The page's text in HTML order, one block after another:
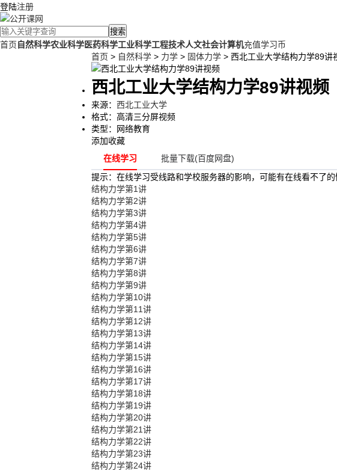
登陆注册
搜索
首页自然科学农业科学医药科学工业科学工程技术人文社会计算机充值学习币
首页 > 自然科学 > 力学 > 固体力学 > 西北工业大学结构力学89讲
西北工业大学结构力学89讲视频
来源： 西北工业大学
格式： 高清三分屏视频
类型：
网络教育
添加收藏
在线学习
批量下载(百度网盘)
提示：在线学习受线路和学校服务器的影响，可能有在线看不了的
结构力学第1讲
结构力学第2讲
结构力学第3讲
结构力学第4讲
结构力学第5讲
结构力学第6讲
结构力学第7讲
结构力学第8讲
结构力学第9讲
结构力学第10讲
结构力学第11讲
结构力学第12讲
结构力学第13讲
结构力学第14讲
结构力学第15讲
结构力学第16讲
结构力学第17讲
结构力学第18讲
结构力学第19讲
结构力学第20讲
结构力学第21讲
结构力学第22讲
结构力学第23讲
结构力学第24讲